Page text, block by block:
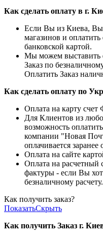
Как сделать оплату в г.
Если Вы из Киева, Вы
магазинов и
банковской картой.
Мы можем выставить
Заказ по
Оплатить Заказ
Как сделать оплату по
Оплата на карту
Для Клиентов из
возможность
компании "Новая
оплачивается заранее
Оплата на сайте
Оплата на расчетный
фактуры - если Вы
безналичному расчету.
Как получить заказ?
ПоказатьСкрыть
Как получить Заказ г.